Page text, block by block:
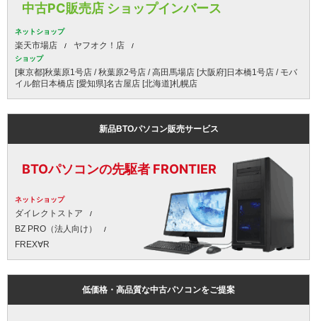
中古PC販売店 ショップインバース
ネットショップ
楽天市場店 ヤフオク！店
ショップ
[東京都]秋葉原1号店 / 秋葉原2号店 / 高田馬場店 [大阪府]日本橋1号店 / モバ
イル館日本橋店 [愛知県]名古屋店 [北海道]札幌店
新品BTOパソコン販売サービス
BTOパソコンの先駆者 FRONTIER
ネットショップ
ダイレクトストア
BZ PRO（法人向け）
FREX∀R
低価格・高品質な中古パソコンをご提案